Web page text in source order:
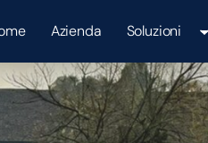
Azienda Soluzioni